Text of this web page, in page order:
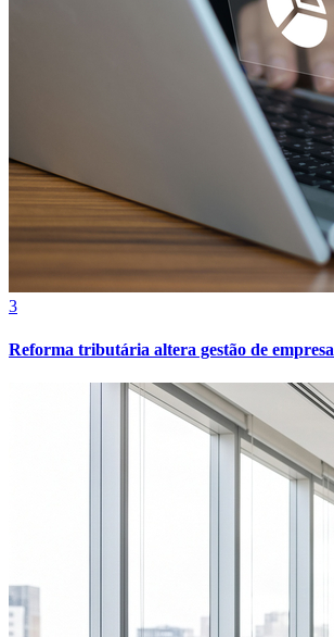
3
Reforma tributária altera gestão de